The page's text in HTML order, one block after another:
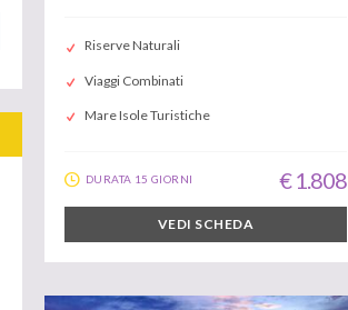
Riserve Naturali
Viaggi Combinati
Mare Isole Turistiche
DURATA 15 GIORNI € 1.808
VEDI SCHEDA